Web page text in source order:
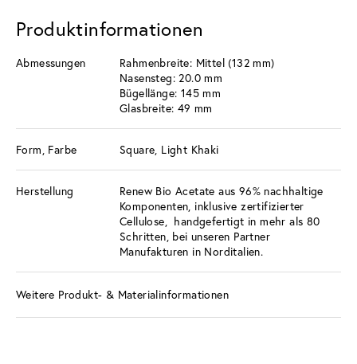
Produktinformationen
Abmessungen
Rahmenbreite: Mittel (132 mm)
Nasensteg: 20.0 mm
Bügellänge: 145 mm
Glasbreite: 49 mm
Form, Farbe Square, Light Khaki
Herstellung
Renew Bio Acetate aus 96% nachhaltige
Komponenten, inklusive zertifizierter
Cellulose, handgefertigt in mehr als 80
Schritten, bei unseren Partner
Manufakturen in Norditalien.
Weitere Produkt- & Materialinformationen